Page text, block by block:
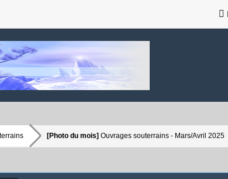
[Photo du mois] Ouvrages souterrains - Mars/Avril 2025